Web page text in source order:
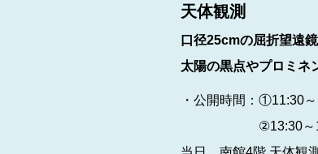
天体観測
口径25cmの屈折望遠
太陽の黒点やプロミネ
・公開時間：①11:30
②13:30～